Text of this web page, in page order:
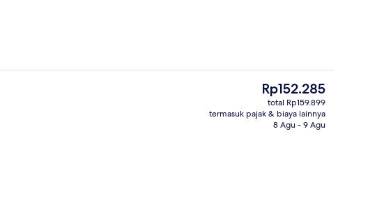
Kamar
Harga
saat
ini
Rp152.285
Rp152.285
total Rp159.899
termasuk pajak & biaya lainnya
8 Agu - 9 Agu